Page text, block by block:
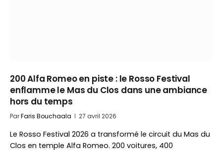
200 Alfa Romeo en piste : le Rosso Festival
enflamme le Mas du Clos dans une ambiance
hors du temps
ParFaris Bouchaala 27 avril 2026
Le Rosso Festival 2026 a transformé le circuit du Mas du
Clos en temple Alfa Romeo. 200 voitures, 400